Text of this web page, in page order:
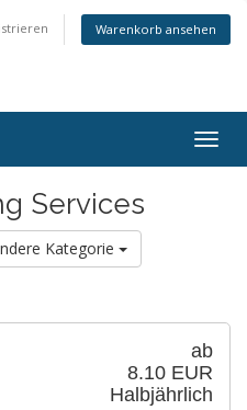
Warenkorb ansehen
Services
Kategorie
ab
8.10 EUR
Halbjährlich